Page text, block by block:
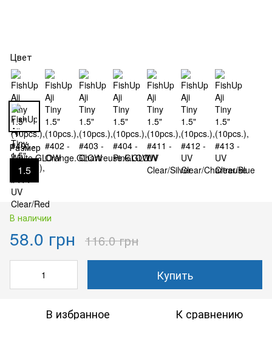
Цвет
Размер
1.5
В наличии
58.0 грн 116.0 грн
Купить
В избранное К сравнению